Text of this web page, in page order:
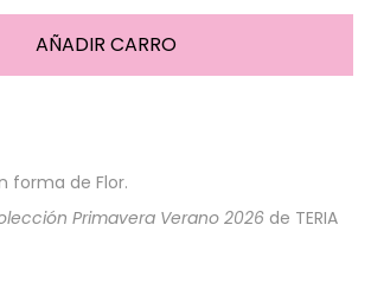
forma de Flor.
Primavera Verano 2026 de TERIA